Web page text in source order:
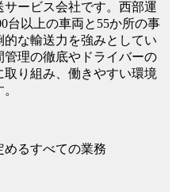
サービス会社です。西部運
台以上の車両と55か所の事
な輸送力を強みとしてい
管理の徹底やドライバーの
り組み、働きやすい環境
るすべての業務